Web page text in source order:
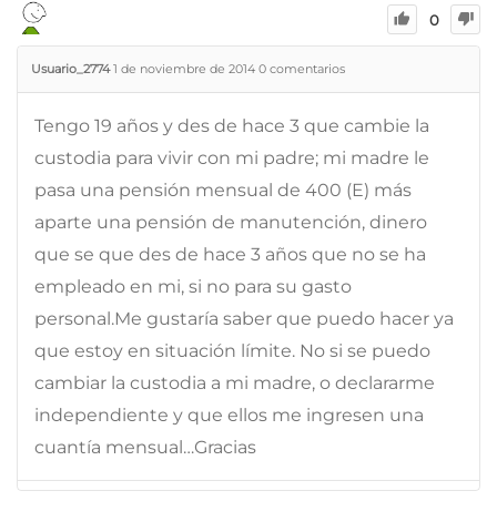
0
Usuario_2774 1 de noviembre de 2014 0 comentarios
Tengo 19 años y des de hace 3 que cambie la
custodia para vivir con mi padre; mi madre le
pasa una pensión mensual de 400 (E) más
aparte una pensión de manutención, dinero
que se que des de hace 3 años que no se ha
empleado en mi, si no para su gasto
personal.Me gustaría saber que puedo hacer ya
que estoy en situación límite. No si se puedo
cambiar la custodia a mi madre, o declararme
independiente y que ellos me ingresen una
cuantía mensual…Gracias